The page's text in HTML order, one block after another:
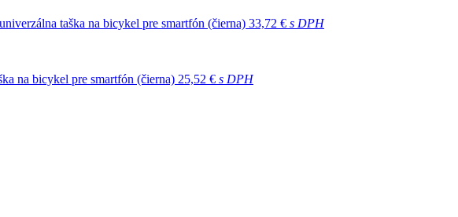
taška na bicykel pre smartfón (čierna) 33,72 € s DPH
na bicykel pre smartfón (čierna) 25,52 € s DPH